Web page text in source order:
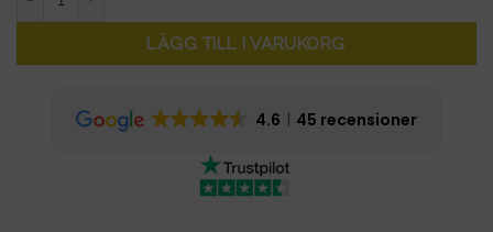
LÄGG TILL I VARUKORG
4.6 45 recensioner